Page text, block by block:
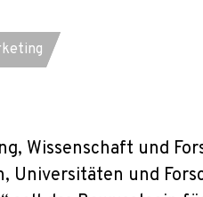
Wissenschaft und
Universitäten und